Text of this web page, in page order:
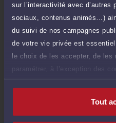
sur l’interactivité avec d’autres
sociaux, contenus animés…)
du suivi de nos campagnes
de votre vie privée est
le choix de les accepter, de les
paramétrer, à l’exception des
nécessaires au fonctionnement
Tout
Consultation
Etude de votre
d'ajout d'une pièce
Compétences